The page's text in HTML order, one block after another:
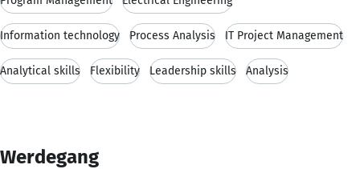
Information technology Process Analysis IT Project Management
Analytical skills Flexibility Leadership skills Analysis
Werdegang